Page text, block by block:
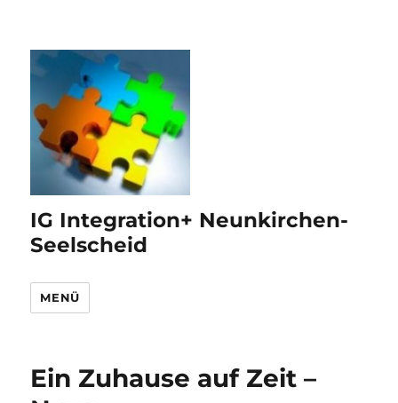
IG Integration+ Neunkirchen-
Seelscheid
MENÜ
Ein Zuhause auf Zeit –